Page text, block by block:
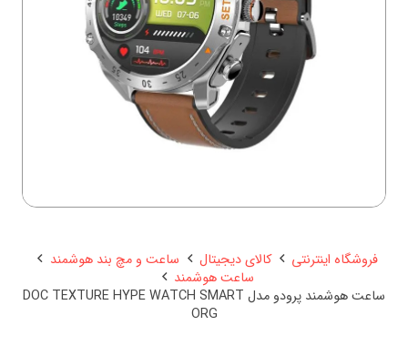
فروشگاه اینترنتی کالای دیجیتال
ساعت و مچ بند هوشمند
ساعت هوشمند
ساعت هوشمند پرودو مدل DOC TEXTURE HYPE WATCH SMART
ORG